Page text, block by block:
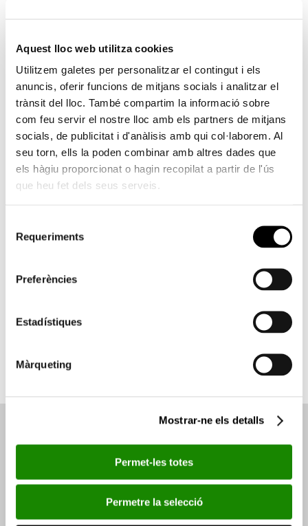
Aquest lloc web utilitza cookies
Utilitzem galetes per personalitzar el contingut i els
anuncis, oferir funcions de mitjans socials i analitzar el
trànsit del lloc. També compartim la informació sobre
com feu servir el nostre lloc amb els partners de mitjans
socials, de publicitat i d'anàlisis amb qui col·laborem. Al
seu torn, ells la poden combinar amb altres dades que
els hàgiu proporcionat o hagin recopilat a partir de l'ús
que heu fet dels seus serveis.
Requeriments
Preferències
Estadístiques
Màrqueting
Mostrar-ne els detalls
Permet-les totes
Permetre la selecció
paper.
D’altra banda, l’encàustica és una tècnica primitiva,
complicada i molesta de treballar, en la qual Valdés
probablement es fixa a partir de Jasper Johns.
S’ha empleat al llarg de la història de manera
discontínua i irregular precisament per la dificultat
que entranya l’aplicació en calent de la cera
llarg del temps, junt amb la mestria requerida en la
seua aplicació, atorguen a la tècnica un caràcter de
noblesa que Jasper Johns va saber aprofitar en la
seua segona sèrie de banderes americanes. L’ús
a reforçar el sentit d’obra plena, enfront de la
a aquesta sèrie de papers.
Altres obres de la colecció